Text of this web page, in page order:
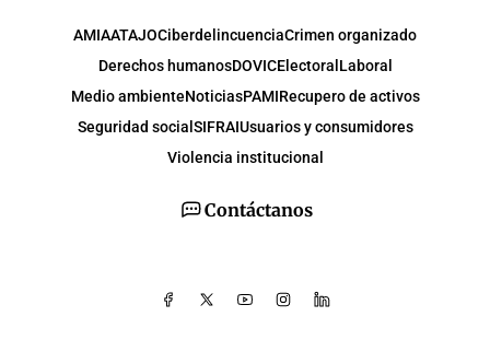
Contáctanos
AMIAATAJOCiberdelincuenciaCrimen organizado
Derechos humanosDOVICElectoral Laboral
Medio ambienteNoticiasPAMIRecupero de activos
Seguridad social SIFRAIUsuarios y consumidores
Violencia institucional